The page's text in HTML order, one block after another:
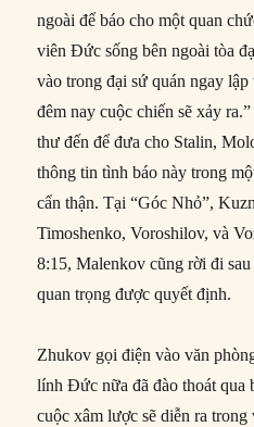
ngoài để báo cho một quan
viên Đức sống bên ngoài tòa
vào trong đại sứ quán ngay
đêm nay cuộc chiến sẽ xảy
thư đến để đưa cho Stalin,
thông tin tình báo này trong
cẩn thận. Tại “Góc Nhỏ”,
Timoshenko, Voroshilov, và
8:15, Malenkov cũng rời đi
quan trọng được quyết định.
Zhukov gọi điện vào văn
lính Đức nữa đã đào thoát qua
cuộc xâm lược sẽ diễn ra